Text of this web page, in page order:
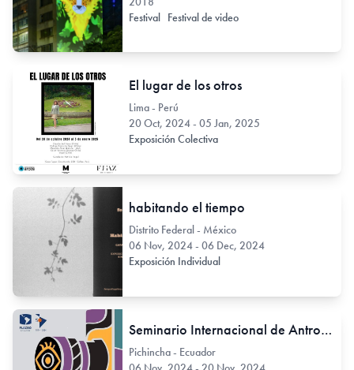
Festival Festival de video
El lugar de los otros
Lima - Perú
20 Oct, 2024 - 05 Jan, 2025
Exposición Colectiva
habitando el tiempo
Distrito Federal - México
06 Nov, 2024 - 06 Dec, 2024
Exposición Individual
Seminario Internacional de Antropología Visual
Pichincha - Ecuador